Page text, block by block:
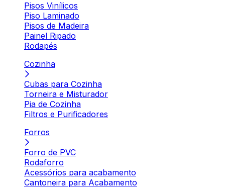
Pisos Vinílicos
Piso Laminado
Pisos de Madeira
Painel Ripado
Rodapés
Cozinha
Cubas para Cozinha
Torneira e Misturador
Pia de Cozinha
Filtros e Purificadores
Forros
Forro de PVC
Rodaforro
Acessórios para acabamento
Cantoneira para Acabamento